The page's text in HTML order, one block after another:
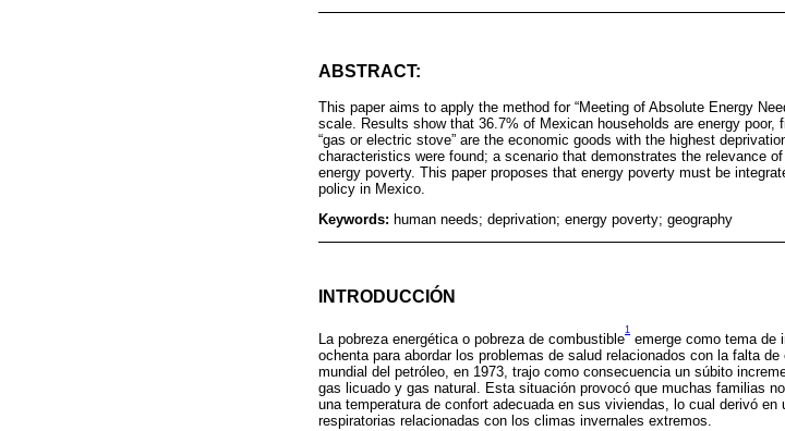
ABSTRACT:
This paper aims to apply the method for “Meeting of Absolute Energy
scale. Results show that 36.7% of Mexican households are energy poor,
“gas or electric stove” are the economic goods with the highest
characteristics were found; a scenario that demonstrates the relevance
energy poverty. This paper proposes that energy poverty must be
policy in Mexico.
Keywords: human needs; deprivation; energy poverty; geography
INTRODUCCIÓN
La pobreza energética o pobreza de combustible
1
emerge como tema de
ochenta para abordar los problemas de salud relacionados con la falta
mundial del petróleo, en 1973, trajo como consecuencia un súbito
gas licuado y gas natural. Esta situación provocó que muchas familias
una temperatura de confort adecuada en sus viviendas, lo cual derivó
respiratorias relacionadas con los climas invernales extremos.